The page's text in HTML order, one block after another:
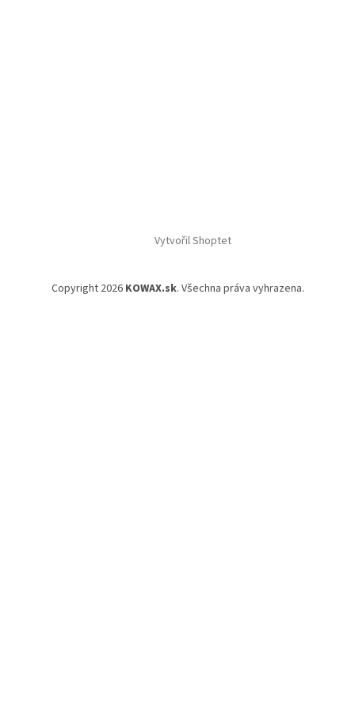
Vytvořil Shoptet
Copyright 2026 KOWAX.sk. Všechna práva vyhrazena.